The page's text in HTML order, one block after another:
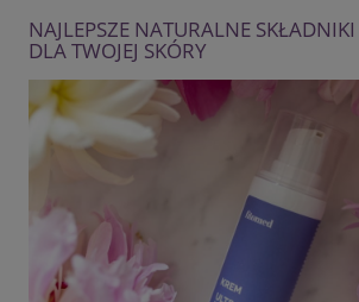
NAJLEPSZE NATURALNE
DLA TWOJEJ SKÓRY